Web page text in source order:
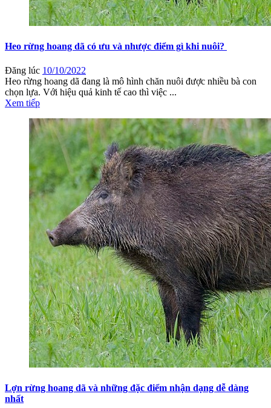
Heo rừng hoang dã có ưu và nhược điểm gì khi nuôi?
Đăng lúc 10/10/2022
Heo rừng hoang dã đang là mô hình chăn nuôi được nhiều bà con
chọn lựa. Với hiệu quả kinh tế cao thì việc ...
Xem tiếp
Lợn rừng hoang dã và những đặc điểm nhận dạng dễ dàng
nhất